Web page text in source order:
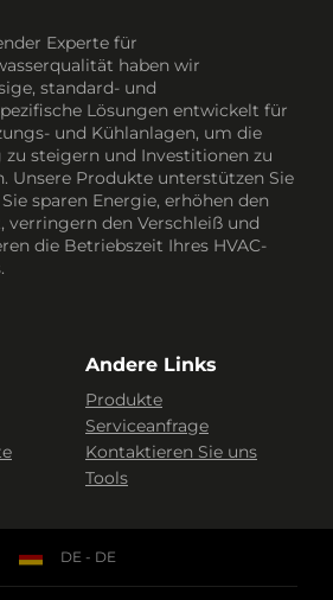
Experte für
haben wir
standard- und
Lösungen entwickelt für
und Kühlanlagen, um die
zu steigern und Investitionen zu
Unsere Produkte unterstützen Sie
sparen Energie, erhöhen den
verringern den Verschleiß und
die Betriebszeit Ihres HVAC-
Andere Links
Produkte
Serviceanfrage
Kontaktieren Sie uns
Tools
DE - DE